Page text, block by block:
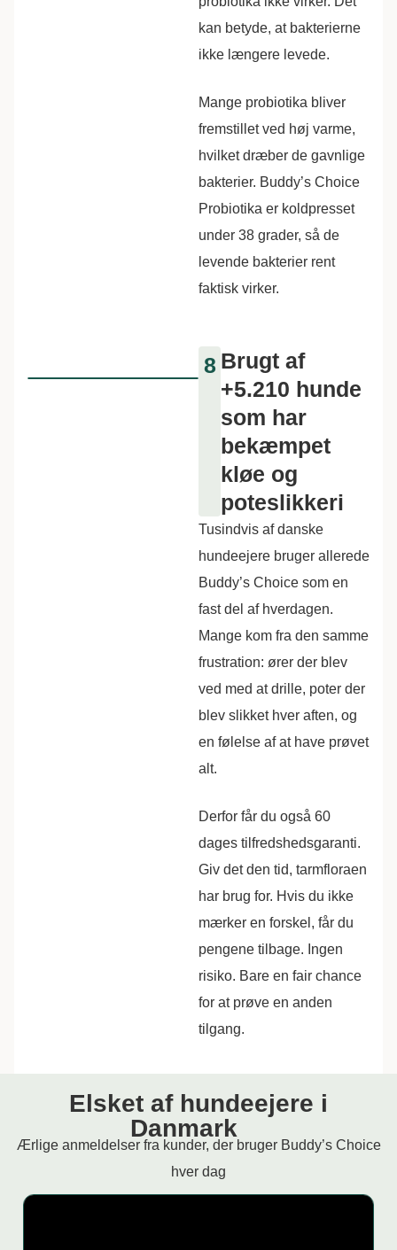
kan betyde, at bakterierne
ikke længere levede.
Mange probiotika bliver
fremstillet ved høj varme,
hvilket dræber de gavnlige
bakterier. Buddy’s Choice
Probiotika er koldpresset
under 38 grader, så de
levende bakterier rent
faktisk virker.
8 Brugt af
+5.210 hunde
som har
bekæmpet
kløe og
poteslikkeri
Tusindvis af danske
hundeejere bruger allerede
Buddy’s Choice som en
fast del af hverdagen.
Mange kom fra den samme
frustration: ører der blev
ved med at drille, poter der
blev slikket hver aften, og
en følelse af at have prøvet
alt.
Derfor får du også 60
dages tilfredshedsgaranti.
Giv det den tid, tarmfloraen
har brug for. Hvis du ikke
mærker en forskel, får du
pengene tilbage. Ingen
risiko. Bare en fair chance
for at prøve en anden
tilgang.
Elsket af hundeejere i
Danmark
Ærlige anmeldelser fra kunder, der bruger Buddy’s Choice
hver dag